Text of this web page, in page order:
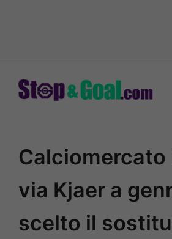
Calciomercato
via Kjaer a
scelto il